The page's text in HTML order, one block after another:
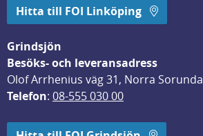
Hitta till FOI Linköping
Grindsjön
Besöks- och leveransadress
Olof Arrhenius väg 31, Norra Sorunda
Telefon: 08-555 030 00